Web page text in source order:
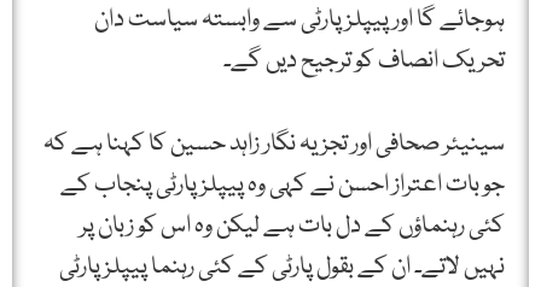
ہوجائے گا اور پیپلزپارٹی سے وابستہ سیاست دان
تحریک انصاف کو ترجیح دیں گے۔
سینیئر صحافی اور تجزیہ نگار زاہد حسین کا کہنا ہے کہ
جو بات اعتراز احسن نے کہی وہ پیپلز پارٹی پنجاب کے
کئی رہنماؤں کے دل بات ہے لیکن وہ اس کو زبان پر
نہیں لاتے۔ ان کے بقول پارٹی کے کئی رہنما پیپلزپارٹی